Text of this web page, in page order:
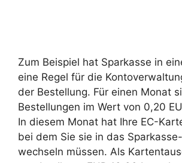
Zum Beispiel hat Sparkasse in
eine Regel für die
der Bestellung. Für einen Monat
Bestellungen im Wert von 0,20
In diesem Monat hat Ihre EC-
bei dem Sie sie in das
wechseln müssen. Als